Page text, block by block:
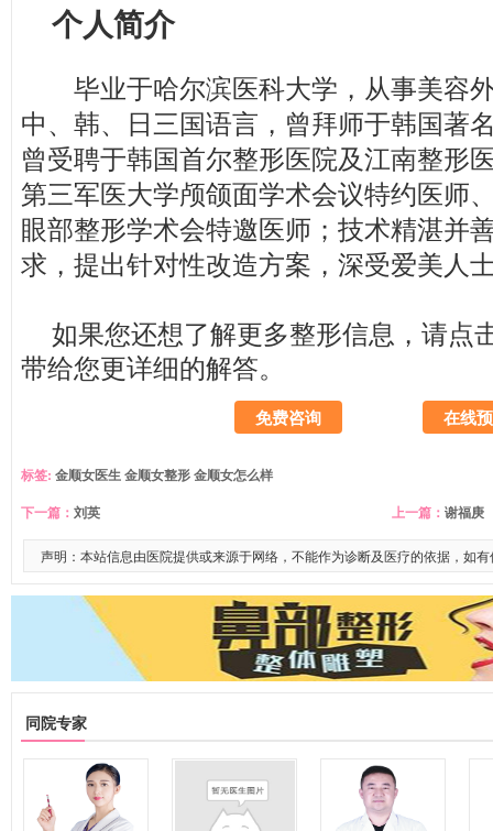
个人简介
毕业于哈尔滨医科大学，从事美容
中、韩、日三国语言，曾拜师于韩国著
曾受聘于韩国首尔整形医院及江南整形
第三军医大学颅颌面学术会议特约医师
眼部整形学术会特邀医师；技术精湛并
求，提出针对性改造方案，深受爱美人
如果您还想了解更多整形信息，请点
带给您更详细的解答。
免费咨询 在线
标签: 金顺女医生金顺女整形金顺女怎么样
下一篇： 刘英 上一篇： 谢福庚
声明：本站信息由医院提供或来源于网络，不能作为诊断及医疗的依据，如
同院专家